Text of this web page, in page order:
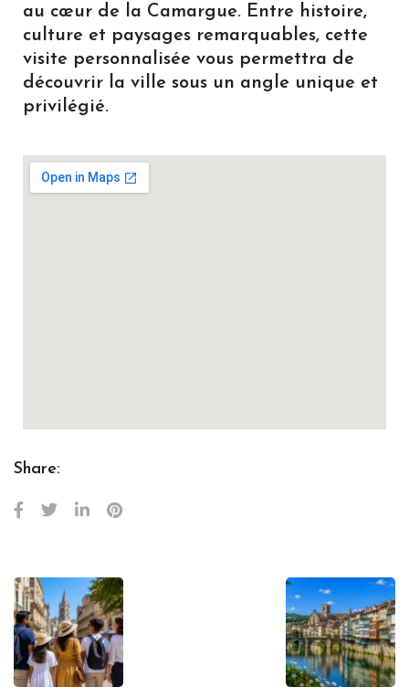
au cœur de la Camargue. Entre histoire,
culture et paysages remarquables, cette
visite personnalisée vous permettra de
découvrir la ville sous un angle unique et
privilégié.
Share: